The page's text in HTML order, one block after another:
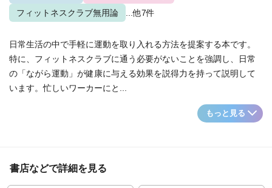
フィットネスクラブ無用論
...他7件
日常生活の中で手軽に運動を取り入れる方法を提案する本です。
特に、フィットネスクラブに通う必要がないことを強調し、日常
の「ながら運動」が健康に与える効果を説得力を持って説明して
います。忙しいワーカーにと...
もっと見る
書店などで詳細を見る